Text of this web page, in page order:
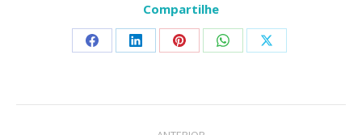
Compartilhe
Share
Facebook
Share
LinkedIn
Share
Pinterest
Share
WhatsApp
Share
X